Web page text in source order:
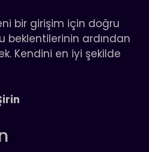
bir girişim için doğru
beklentilerinin ardından
Kendini en iyi şekilde